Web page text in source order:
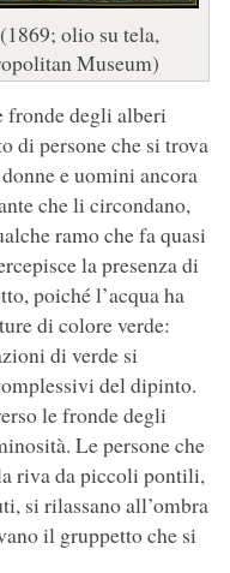
(1869; olio su tela,
Museum)
fronde degli alberi
di persone che si trova
e uomini ancora
che li circondano,
ramo che fa quasi
la presenza di
poiché l’acqua ha
di colore verde:
di verde si
del dipinto.
le fronde degli
Le persone che
riva da piccoli pontili,
si rilassano all’ombra
il gruppetto che si